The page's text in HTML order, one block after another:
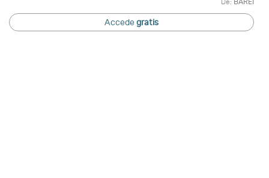
De: BAREI
Accede gratis